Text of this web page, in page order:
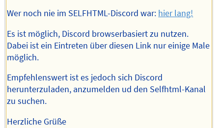
Wer noch nie im SELFHTML-Discord war: hier lang!
Es ist möglich, Discord browserbasiert zu nutzen.
Dabei ist ein Eintreten über diesen Link nur einige Male
möglich.
Empfehlenswert ist es jedoch sich Discord
herunterzuladen, anzumelden ud den Selfhtml-Kanal
zu suchen.
Herzliche Grüße